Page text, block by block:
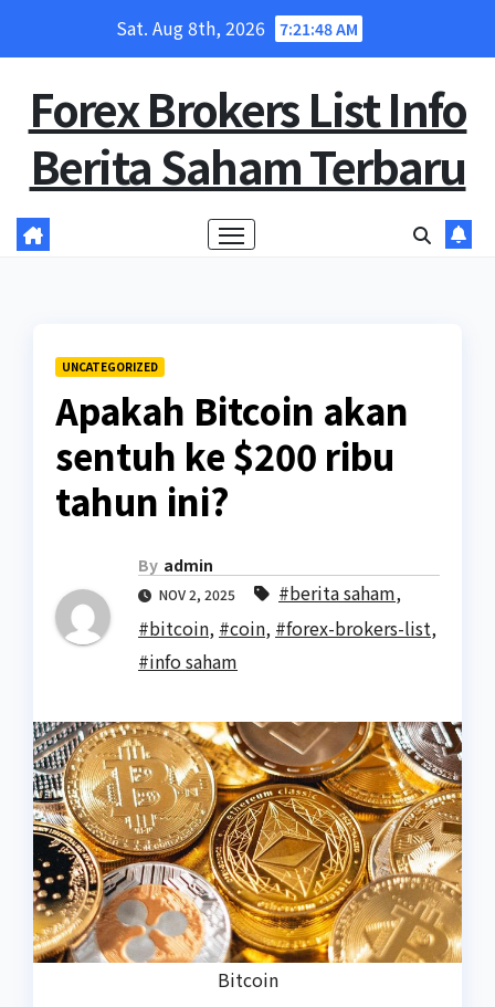
Sat. Aug 8th, 2026 7:21:49 AM
Forex Brokers List Info
Berita Saham Terbaru
UNCATEGORIZED
Apakah Bitcoin akan
sentuh ke $200 ribu
tahun ini?
By admin
NOV 2, 2025 #berita saham,
#bitcoin, #coin, #forex-brokers-list,
#info saham
Bitcoin